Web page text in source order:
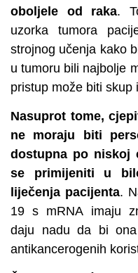
oboljele od raka.
uzorka tumora
strojnog učenja kako
u tumoru bili najbolje
pristup može biti skup
Nasuprot tome,
ne moraju biti
dostupna po niskoj
se primijeniti u
liječenja pacijenta.
19 s mRNA imaju
daju nadu da bi
antikancerogenih